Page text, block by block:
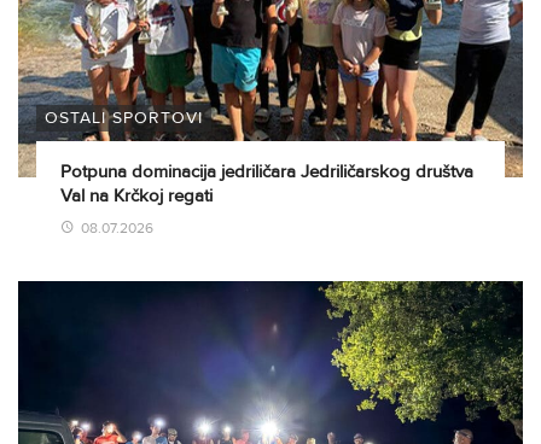
OSTALI SPORTOVI
Potpuna dominacija jedriličara Jedriličarskog društva
Val na Krčkoj regati
08.07.2026